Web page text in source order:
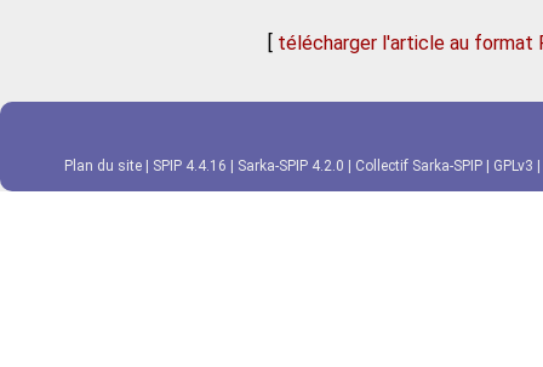
[ télécharger l'article au format
Plan du site SPIP 4.4.16 Sarka-SPIP 4.2.0 Collectif Sarka-SPIP GPLv3